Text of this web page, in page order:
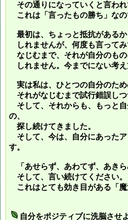
その通りになっていくと言わ
これは「言ったもの勝ち」な
最初は、ちょっと抵抗がある
しれませんが、何度も言って
なじむまで、それが自分のも
しれません。今までにない考
実は私は、ひとつの自分のた
それがなじむまで試行錯誤し
そして、それからも、もっと
の、
探し続けてきました。
そして、今は、自分にあった
す。
「あせらず、あわてず、あき
そして、言い続けてください。
これはとても効き目がある「
自分をポジティブに洗脳させ